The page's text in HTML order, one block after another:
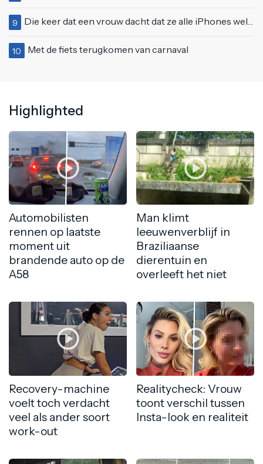
9 Die keer dat een vrouw dacht dat ze alle iPhones wel op kon kopen
10 Met de fiets terugkomen van carnaval
Highlighted
Automobilisten
rennen op laatste
moment uit
brandende auto op de
A58
Man klimt
leeuwenverblijf in
Braziliaanse
dierentuin en
overleeft het niet
Recovery-machine
voelt toch verdacht
veel als ander soort
work-out
Realitycheck: Vrouw
toont verschil tussen
Insta-look en realiteit